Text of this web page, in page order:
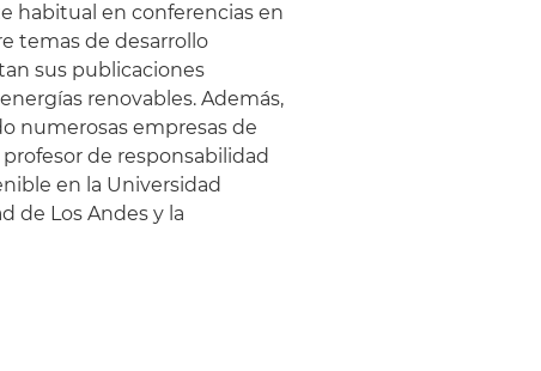
habitual en conferencias en
temas de desarrollo
sus publicaciones
renovables. Además,
numerosas empresas de
de responsabilidad
en la Universidad
de Los Andes y la